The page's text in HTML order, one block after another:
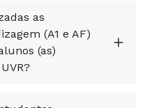
as
(A1 e AF)
(as)